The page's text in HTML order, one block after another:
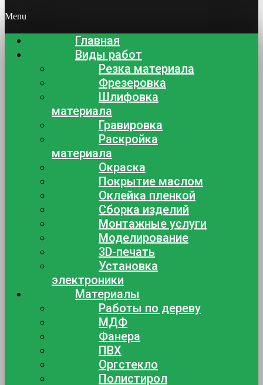
Menu
Главная
Виды работ
Резка материала
Фрезеровка
Шлифовка
материала
Гравировка
Раскройка
материала
Окраска
Покрытие маслом
Оклейка пленкой
Сборка изделий
Монтажные услуги
Моделирование
3D-печать
Установка
электроники
Материалы
Работы по дереву
МДФ
Фанера
ПВХ
Оргстекло
Полистирол